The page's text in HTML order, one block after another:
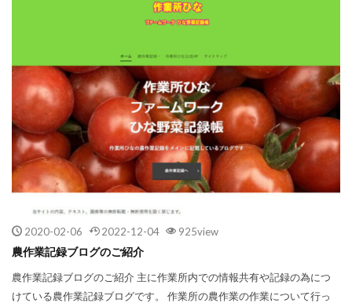
2020-02-06 2022-12-04 925view
農作業記録ブログのご紹介
農作業記録ブログのご紹介 主に作業所内での情報共有や記録の為につ
けている農作業記録ブログです。 作業所の農作業の作業について行っ